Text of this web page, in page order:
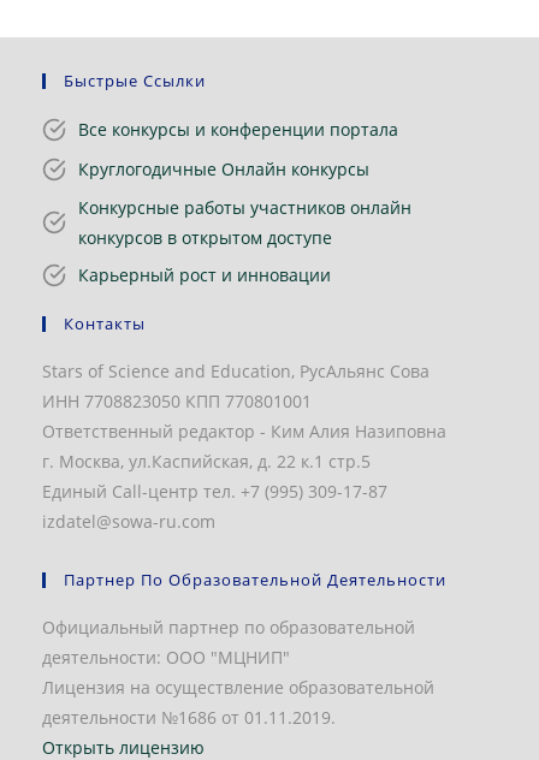
Быстрые Ссылки
Все конкурсы и конференции портала
Круглогодичные Онлайн конкурсы
Конкурсные работы участников онлайн
конкурсов в открытом доступе
Карьерный рост и инновации
Контакты
Stars of Science and Education, РусАльянс Сова
ИНН 7708823050 КПП 770801001
Ответственный редактор - Ким Алия Назиповна
г. Москва, ул.Каспийская, д. 22 к.1 стр.5
Единый Call-центр тел. +7 (995) 309-17-87
izdatel@sowa-ru.com
Партнер По Образовательной Деятельности
Официальный партнер по образовательной
деятельности: ООО "МЦНИП"
Лицензия на осуществление образовательной
деятельности №1686 от 01.11.2019.
Открыть лицензию